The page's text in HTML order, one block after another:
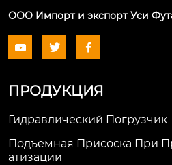
ООО Импорт и экспорт Уси
  
ПРОДУКЦИЯ
Гидравлический Погрузчик
Подъемная Присоска При
Атизации